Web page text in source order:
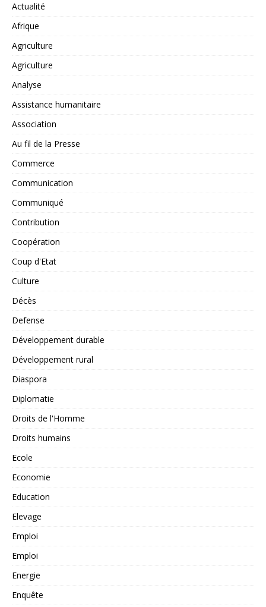
Actualité
Afrique
Agriculture
Agriculture
Analyse
Assistance humanitaire
Association
Au fil de la Presse
Commerce
Communication
Communiqué
Contribution
Coopération
Coup d'Etat
Culture
Décès
Defense
Développement durable
Développement rural
Diaspora
Diplomatie
Droits de l'Homme
Droits humains
Ecole
Economie
Education
Elevage
Emploi
Emploi
Energie
Enquête